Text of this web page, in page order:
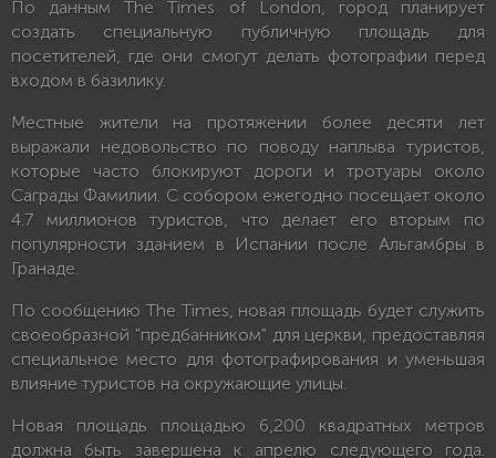
По данным The Times of London, город планирует
создать специальную публичную площадь для
посетителей, где они смогут делать фотографии перед
входом в базилику.
Местные жители на протяжении более десяти лет
выражали недовольство по поводу наплыва туристов,
которые часто блокируют дороги и тротуары около
Саграды Фамилии. С собором ежегодно посещает около
4.7 миллионов туристов, что делает его вторым по
популярности зданием в Испании после Альгамбры в
Гранаде.
По сообщению The Times, новая площадь будет служить
своеобразной "предбанником" для церкви, предоставляя
специальное место для фотографирования и уменьшая
влияние туристов на окружающие улицы.
Новая площадь площадью 6,200 квадратных метров
должна быть завершена к апрелю следующего года.